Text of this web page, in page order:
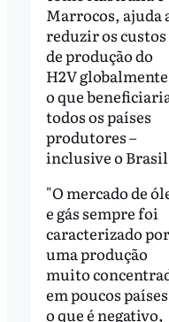
Marrocos, ajuda
reduzir os custos
de produção do
H2V
o que
todos os países
produtores –
inclusive o
"O mercado de
e gás sempre foi
caracterizado por
uma produção
muito
em poucos
o que é negativo,